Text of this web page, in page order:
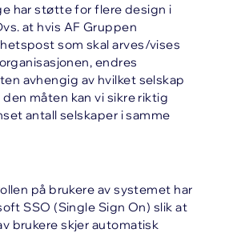
har støtte for flere design i
at hvis AF Gruppen
som skal arves/vises
endres
avhengig av hvilket selskap
den måten kan vi sikre riktig
antall selskaper i samme
på brukere av systemet har
SSO (Single Sign On) slik at
brukere skjer automatisk